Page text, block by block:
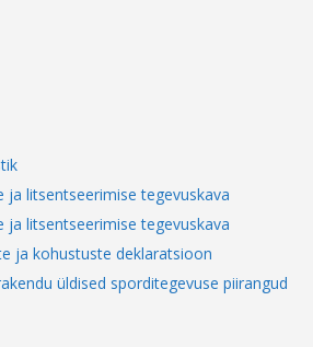
ja litsentseerimise tegevuskava
ja litsentseerimise tegevuskava
ja kohustuste deklaratsioon
üldised sporditegevuse piirangud